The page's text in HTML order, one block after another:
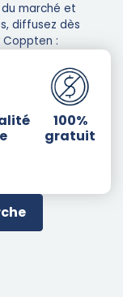
marché et
diffusez dès
:
100%
gratuit